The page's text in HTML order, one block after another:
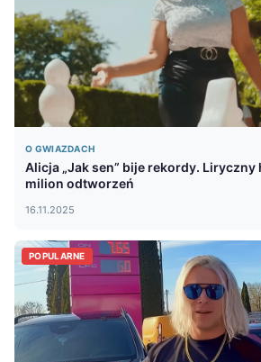
O GWIAZDACH
Alicja „Jak sen” bije rekordy. Liryczny
milion odtworzeń
16.11.2025
POPULARNE